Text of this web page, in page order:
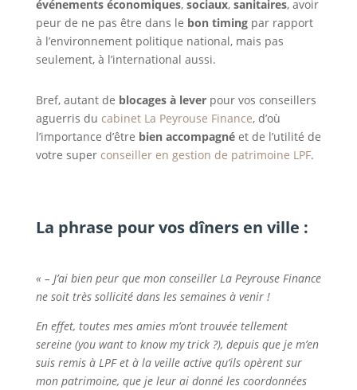
événements économiques, sociaux, sanitaires, avoir
peur de ne pas être dans le bon timingpar rapport
à l’environnement politique national, mais pas
seulement, à l’international aussi.
Bref, autant de blocages à leverpour vos conseillers
aguerris du cabinet La Peyrouse Finance, d’où
l’importance d’être bien accompagnéet de l’utilité de
votre super conseiller en gestion de patrimoine LPF.
La phrase pour vos dîners en ville :
« – J’ai bien peur que mon conseiller La Peyrouse Finance
ne soit très sollicité dans les semaines à venir !
En effet, toutes mes amies m’ont trouvée tellement
sereine (you want to know my trick ?), depuis que je m’en
suis remis à LPF et à la veille active qu’ils opèrent sur
mon patrimoine, que je leur ai donné les coordonnées